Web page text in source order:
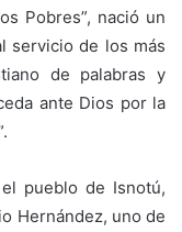
Pobres”, nació un
servicio de los más
de palabras y
ante Dios por la
pueblo de Isnotú,
Hernández, uno de